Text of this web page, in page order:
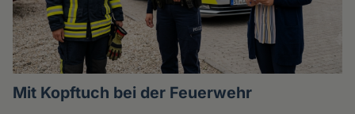
Mit Kopftuch bei der Feuerwehr